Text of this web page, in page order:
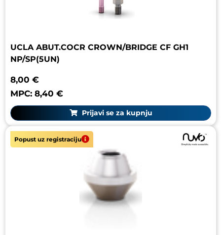
UCLA ABUT.COCR CROWN/BRIDGE CF GH1
NP/SP(5UN)
8,00 €
MPC: 8,40 €
Prijavi se za kupnju
Popust uz registraciju